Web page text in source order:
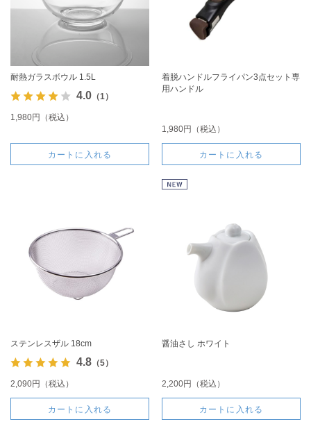
耐熱ガラスボウル 1.5L
4.0（1）
1,980円（税込）
カートに入れる
着脱ハンドルフライパン3点セット専
用ハンドル
1,980円（税込）
カートに入れる
ステンレスザル 18cm
4.8（5）
2,090円（税込）
カートに入れる
醤油さし ホワイト
2,200円（税込）
カートに入れる